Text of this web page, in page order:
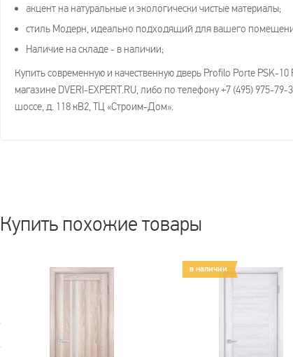
акцент на натуральные и экологически чистые материалы;
стиль Модерн, идеально подходящий для вашего
Наличие на складе - в наличии;
Купить современную и качественную дверь Profilo Porte
магазине DVERI-EXPERT.RU, либо по телефону +7 (495) 975-
шоссе, д. 118 кВ2, ТЦ «Строим-Дом».
Купить похожие товары
в наличии